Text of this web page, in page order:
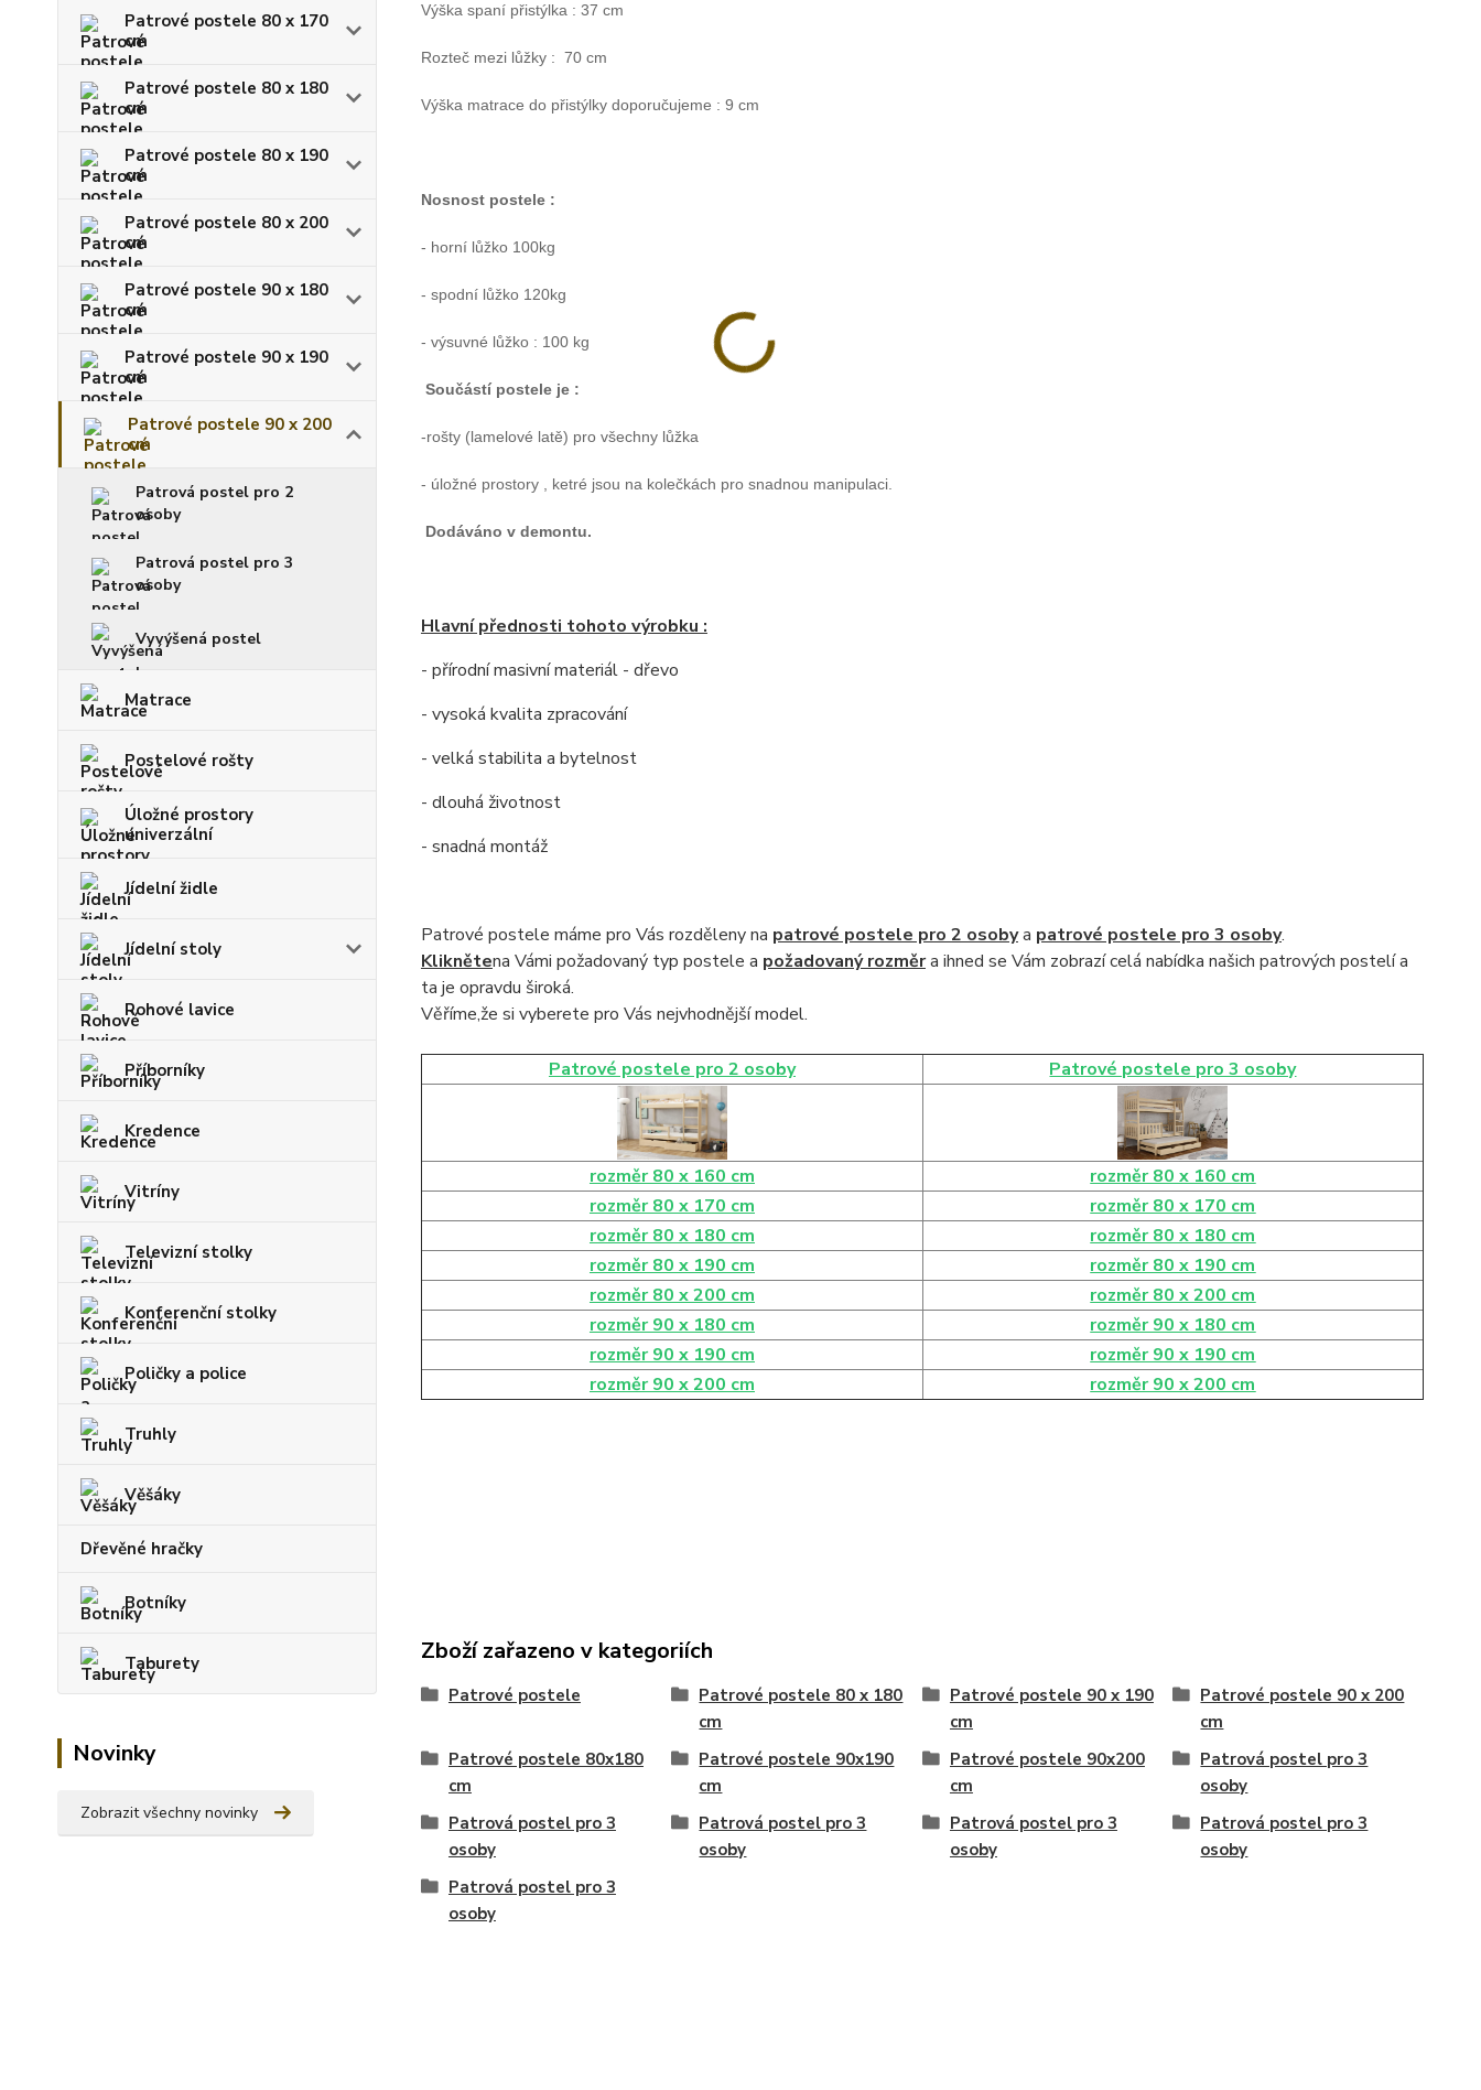
Patrové postele 80 x 170
cm
Patrové postele 80 x 180
cm
Patrové postele 80 x 190
cm
Patrové postele 80 x 200
cm
Patrové postele 90 x 180
cm
Patrové postele 90 x 190
cm
Patrové postele 90 x 200
cm
Patrová postel pro 2
osoby
Patrová postel pro 3
osoby
Vyvýšená postel
Matrace
Postelové rošty
Úložné prostory
univerzální
Jídelní židle
Jídelní stoly
Rohové lavice
Příborníky
Kredence
Vitríny
Televizní stolky
Konferenční stolky
Poličky a police
Truhly
Věšáky
Dřevěné hračky
Botníky
Taburety
Novinky
Zobrazit všechny novinky
Výška spaní přistýlka : 37 cm
Rozteč mezi lůžky : 70 cm
Výška matrace do přistýlky doporučujeme : 9 cm
Nosnost postele :
- horní lůžko 100kg
- spodní lůžko 120kg
- výsuvné lůžko : 100 kg
Součástí postele je :
-rošty (lamelové latě) pro všechny lůžka
- úložné prostory , ketré jsou na kolečkách pro snadnou manipulaci.
Dodáváno v demontu.
Hlavní přednosti tohoto výrobku :
- přírodní masivní materiál - dřevo
- vysoká kvalita zpracování
- velká stabilita a bytelnost
- dlouhá životnost
- snadná montáž
Patrové postele máme pro Vás rozděleny na patrové postele pro 2 osobya patrové postele pro 3 osoby.
Kliknětena Vámi požadovaný typ postele a požadovaný rozměra ihned se Vám zobrazí celá nabídka našich patrových postelí a
ta je opravdu široká.
Věříme,že si vyberete pro Vás nejvhodnější model.
Patrové postele pro 2 osoby Patrové postele pro 3 osoby
rozměr 80 x 160 cm
rozměr 80 x 160 cm
rozměr 80 x 170 cm
rozměr 80 x 170 cm
rozměr 80 x 180 cm
rozměr 80 x 180 cm
rozměr 80 x 190 cm
rozměr 80 x 190 cm
rozměr 80 x 200 cm
rozměr 80 x 200 cm
rozměr 90 x 180 cm
rozměr 90 x 180 cm
rozměr 90 x 190 cm
rozměr 90 x 190 cm
rozměr 90 x 200 cm
rozměr 90 x 200 cm
Zboží zařazeno v kategoriích
Patrové postele
Patrové postele 80 x 180
cm
Patrové postele 90 x 190
cm
Patrové postele 90 x 200
cm
Patrové postele 80x180
cm
Patrové postele 90x190
cm
Patrové postele 90x200
cm
Patrová postel pro 3
osoby
Patrová postel pro 3
osoby
Patrová postel pro 3
osoby
Patrová postel pro 3
osoby
Patrová postel pro 3
osoby
Patrová postel pro 3
osoby